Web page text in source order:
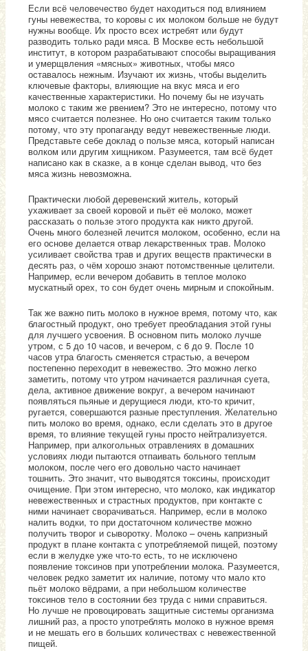
Если всё человечество будет находиться под влиянием
гуны невежества, то коровы с их молоком больше не будут
нужны вообще. Их просто всех истребят или будут
разводить только ради мяса. В Москве есть небольшой
институт, в котором разрабатывают способы выращивания
и умерщвления «мясных» животных, чтобы мясо
оставалось нежным. Изучают их жизнь, чтобы выделить
ключевые факторы, влияющие на вкус мяса и его
качественные характеристики. Но почему бы не изучать
молоко с таким же рвением? Это не интересно, потому что
мясо считается полезнее. Но оно считается таким только
потому, что эту пропаганду ведут невежественные люди.
Представьте себе доклад о пользе мяса, который написан
волком или другим хищником. Разумеется, там всё будет
написано как в сказке, а в конце сделан вывод, что без
мяса жизнь невозможна.
Практически любой деревенский житель, который
ухаживает за своей коровой и пьёт её молоко, может
рассказать о пользе этого продукта как никто другой.
Очень много болезней лечится молоком, особенно, если на
его основе делается отвар лекарственных трав. Молоко
усиливает свойства трав и других веществ практически в
десять раз, о чём хорошо знают потомственные целители.
Например, если вечером добавить в теплое молоко
мускатный орех, то сон будет очень мирным и спокойным.
Так же важно пить молоко в нужное время, потому что, как
благостный продукт, оно требует преобладания этой гуны
для лучшего усвоения. В основном пить молоко лучше
утром, с 5 до 10 часов, и вечером, с 6 до 9. После 10
часов утра благость сменяется страстью, а вечером
постепенно переходит в невежество. Это можно легко
заметить, потому что утром начинается различная суета,
дела, активное движение вокруг, а вечером начинают
появляться пьяные и дерущиеся люди, кто-то кричит,
ругается, совершаются разные преступления. Желательно
пить молоко во время, однако, если сделать это в другое
время, то влияние текущей гуны просто нейтрализуется.
Например, при алкогольных отравлениях в домашних
условиях люди пытаются отпаивать больного теплым
молоком, после чего его довольно часто начинает
тошнить. Это значит, что выводятся токсины, происходит
очищение. При этом интересно, что молоко, как индикатор
невежественных и страстных продуктов, при контакте с
ними начинает сворачиваться. Например, если в молоко
налить водки, то при достаточном количестве можно
получить творог и сыворотку. Молоко – очень капризный
продукт в плане контакта с употребляемой пищей, поэтому
если в желудке уже что-то есть, то не исключено
появление токсинов при употреблении молока. Разумеется,
человек редко заметит их наличие, потому что мало кто
пьёт молоко вёдрами, а при небольшом количестве
токсинов тело в состоянии без труда с ними справиться.
Но лучше не провоцировать защитные системы организма
лишний раз, а просто употреблять молоко в нужное время
и не мешать его в больших количествах с невежественной
пищей.